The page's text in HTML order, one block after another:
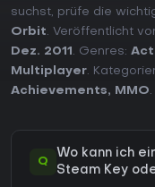
suchst, prüfe die
Orbit. Veröffentlicht
Dez. 2011 . Genres:
Multiplayer.
Achievements, MMO
Q
Wo kann ich
Steam Key